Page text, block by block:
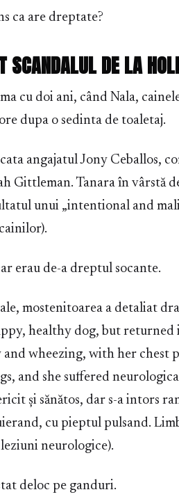
ca are dreptate?
SCANDALUL DE LA
cu doi ani, când Nala,
dupa o sedinta de toaletaj.
angajatul Jony Ceballos,
Gittleman. Tanara în vârstă
unui „intentional and
erau de-a dreptul socante.
mostenitoarea a detaliat
healthy dog, but returned
wheezing, with her chest
and she suffered
și sănătos, dar s-a intors
cu pieptul pulsand.
neurologice).
deloc pe ganduri.